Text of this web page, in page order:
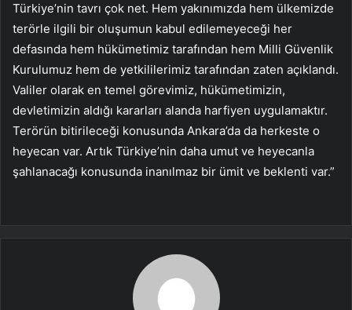
Türkiye’nin tavrı çok net. Hem yakınımızda hem ülkemizde
terörle ilgili bir oluşumun kabul edilemeyeceği her
defasında hem hükümetimiz tarafından hem Milli Güvenlik
Kurulumuz hem de yetkililerimiz tarafından zaten açıklandı.
Valiler olarak en temel görevimiz, hükümetimizin,
devletimizin aldığı kararları alanda harfiyen uygulamaktır.
Terörün bitirileceği konusunda Ankara’da da herkeste o
heyecan var. Artık Türkiye’nin daha umut ve heyecanla
şahlanacağı konusunda inanılmaz bir ümit ve beklenti var.”